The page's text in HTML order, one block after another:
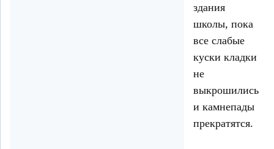
здания
школы, пока
все слабые
куски кладки
не
выкрошились
и камнепады
прекратятся.